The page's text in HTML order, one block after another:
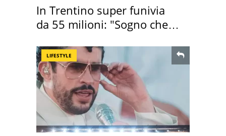
In Trentino super funivia
da 55 milioni: "Sogno che si
LIFESTYLE